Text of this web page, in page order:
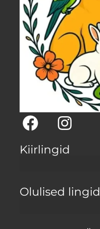
Kiirlingid
Olulised lingid